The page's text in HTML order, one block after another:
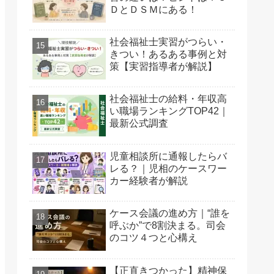
ＤとＤＳＭにある！
社会福祉士実習がつらい・
きつい！あるある事例と対
策【実習指導者が解説】
社会福祉士の給料・年収高
い職場ランキングTOP42｜
最新公式調査
児童相談所に通報したらバ
レる？｜児相のケースワー
カー経験者が解説
ケース会議の進め方｜“誰を
呼ぶか”で8割決まる。司会
のコツ４つと心構え
【正直きつかった】精神保